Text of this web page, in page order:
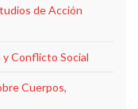
de Acción
Conflicto Social
Cuerpos,